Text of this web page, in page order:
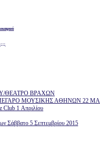
;;;
ΘΕΑΤΡΟ ΒΡΑΧΩΝ
ΜΟΥΣΙΚΗΣ ΑΘΗΝΩΝ 22
Club 1 Απριλίου
Σάββατο 5 Σεπτεμβρίου 2015